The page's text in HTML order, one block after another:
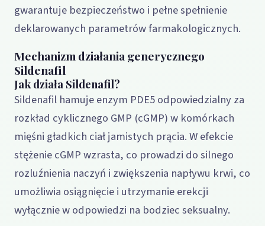
gwarantuje bezpieczeństwo i pełne spełnienie
deklarowanych parametrów farmakologicznych.
Mechanizm działania generycznego
Sildenafil
Jak działa Sildenafil?
Sildenafil hamuje enzym PDE5 odpowiedzialny za
rozkład cyklicznego GMP (cGMP) w komórkach
mięśni gładkich ciał jamistych prącia. W efekcie
stężenie cGMP wzrasta, co prowadzi do silnego
rozluźnienia naczyń i zwiększenia napływu krwi, co
umożliwia osiągnięcie i utrzymanie erekcji
wyłącznie w odpowiedzi na bodziec seksualny.